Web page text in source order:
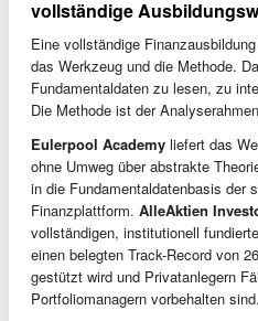
vollständige
Eine vollständige
das Werkzeug und die Methode.
Fundamentaldaten zu lesen, zu
Die Methode ist der
Eulerpool Academy liefert das
ohne Umweg über abstrakte
in die Fundamentaldatenbasis der
Finanzplattform. AlleAktien
vollständigen, institutionell
einen belegten Track-Record von
gestützt wird und Privatanlegern
Portfoliomanagern vorbehalten sind.